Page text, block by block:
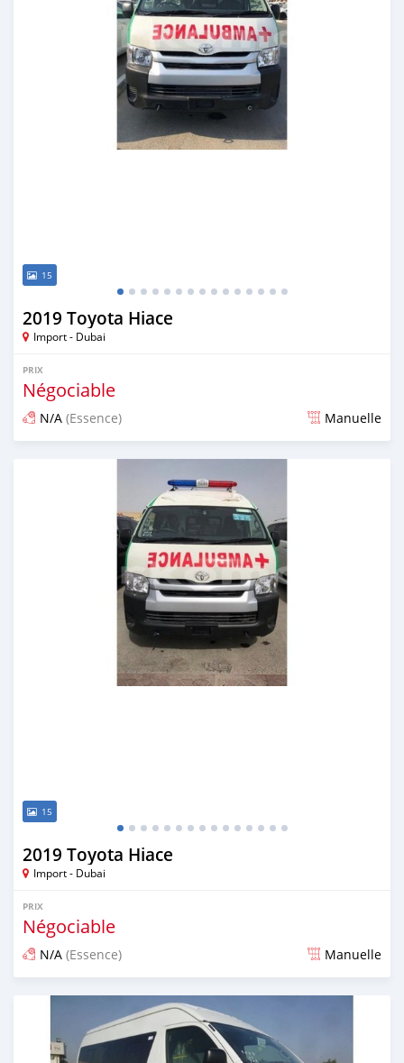
15
2019 Toyota Hiace
Import - Dubai
PRIX
Négociable
N/A (Essence) Manuelle
Publié il y a presque 7 ans
15
2019 Toyota Hiace
Import - Dubai
PRIX
Négociable
N/A (Essence) Manuelle
Publié il y a presque 7 ans